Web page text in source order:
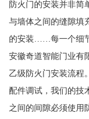
防火门的安装并非简
与墙体之间的缝隙填
的安装……每一个细
安徽奇道智能门业有
乙级防火门安装流程
配件调试，我们的技
之间的间隙必须使用